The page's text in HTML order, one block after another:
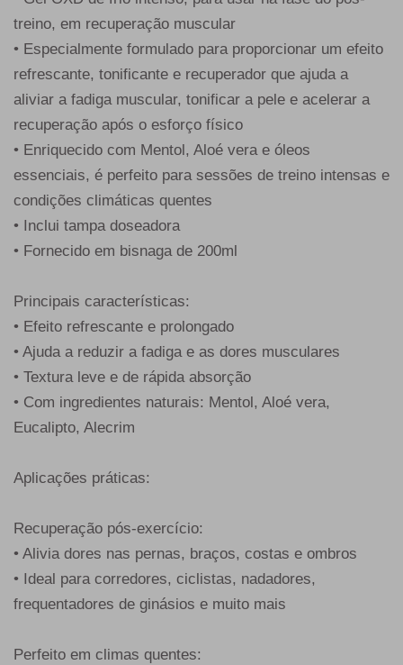
treino, em recuperação muscular
• Especialmente formulado para proporcionar um efeito
refrescante, tonificante e recuperador que ajuda a
aliviar a fadiga muscular, tonificar a pele e acelerar a
recuperação após o esforço físico
• Enriquecido com Mentol, Aloé vera e óleos
essenciais, é perfeito para sessões de treino intensas e
condições climáticas quentes
• Inclui tampa doseadora
• Fornecido em bisnaga de 200ml
Principais características:
• Efeito refrescante e prolongado
• Ajuda a reduzir a fadiga e as dores musculares
• Textura leve e de rápida absorção
• Com ingredientes naturais: Mentol, Aloé vera,
Eucalipto, Alecrim
Aplicações práticas:
Recuperação pós-exercício:
• Alivia dores nas pernas, braços, costas e ombros
• Ideal para corredores, ciclistas, nadadores,
frequentadores de ginásios e muito mais
Perfeito em climas quentes: